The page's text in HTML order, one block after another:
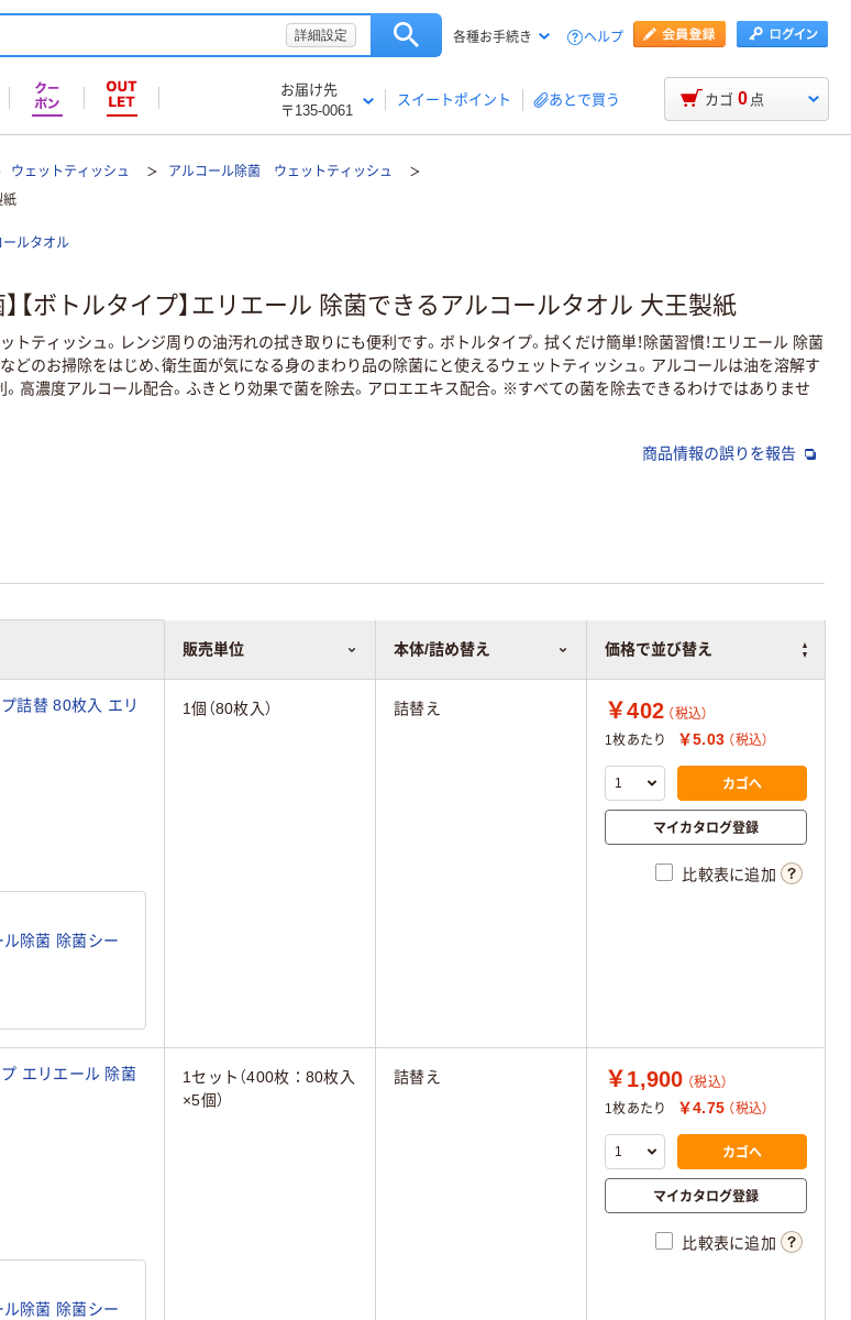
詳細設定 各種お手続き ヘルプ
お届け先
〒135-0061
スイートポイント あとで買う カゴ 0 点
ウェットティッシュ
アルコール除菌 ウェットティッシュ
紙
ールタオル
【ボトルタイプ】エリエール 除菌できるアルコールタオル 大王製紙
ティッシュ。レンジ周りの油汚れの拭き取りにも便利です。ボトルタイプ。拭くだけ簡単！除菌習慣！エリエール 除菌
どのお掃除をはじめ、衛生面が気になる身のまわり品の除菌にと使えるウェットティッシュ。アルコールは油を溶解す
高濃度アルコール配合。ふきとり効果で菌を除去。アロエエキス配合。※すべての菌を除去できるわけではありませ
商品情報の誤りを報告
販売単位 本体/詰め替え 価格で並び替え
詰替 80枚入 エリ
除菌 除菌シー
1個（80枚入） 詰替え ￥402 （税込）
1枚あたり
￥5.03 （税込）
カゴへ
マイカタログ登録
比較表に追加
エリエール 除菌
除菌 除菌シー
1セット（400枚：80枚入
×5個）
詰替え ￥1,900 （税込）
1枚あたり
￥4.75 （税込）
カゴへ
マイカタログ登録
比較表に追加